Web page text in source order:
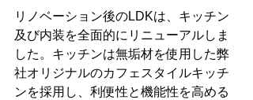
リノベーション後のLDKは、キッチン
及び内装を全面的にリニューアルしま
した。キッチンは無垢材を使用した弊
社オリジナルのカフェスタイルキッチ
ンを採用し、利便性と機能性を高める